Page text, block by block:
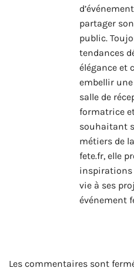
partager
public.
tendances
élégance et
embellir
salle de
formatrice
souhaitant
métiers de
fete.fr, elle
inspirations
vie à ses
événement
Les commentaires sont